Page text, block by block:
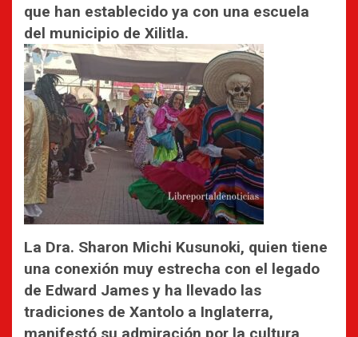
que han establecido ya con una escuela
del municipio de Xilitla.
La Dra. Sharon Michi Kusunoki, quien tiene
una conexión muy estrecha con el legado
de Edward James y ha llevado las
tradiciones de Xantolo a Inglaterra,
manifestó su admiración por la cultura